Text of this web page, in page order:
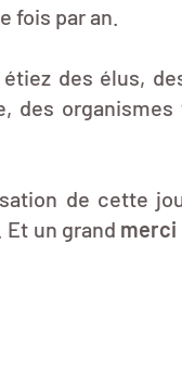
fois par an.
des élus,
des
de cette
un grand merci